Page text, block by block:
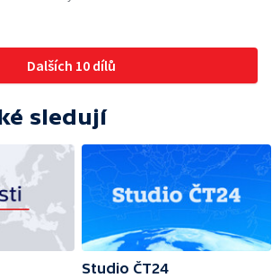
Dalších 10 dílů
sledují
Studio ČT24